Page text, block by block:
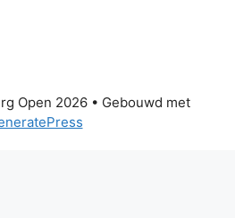
Open 2026• Gebouwd met